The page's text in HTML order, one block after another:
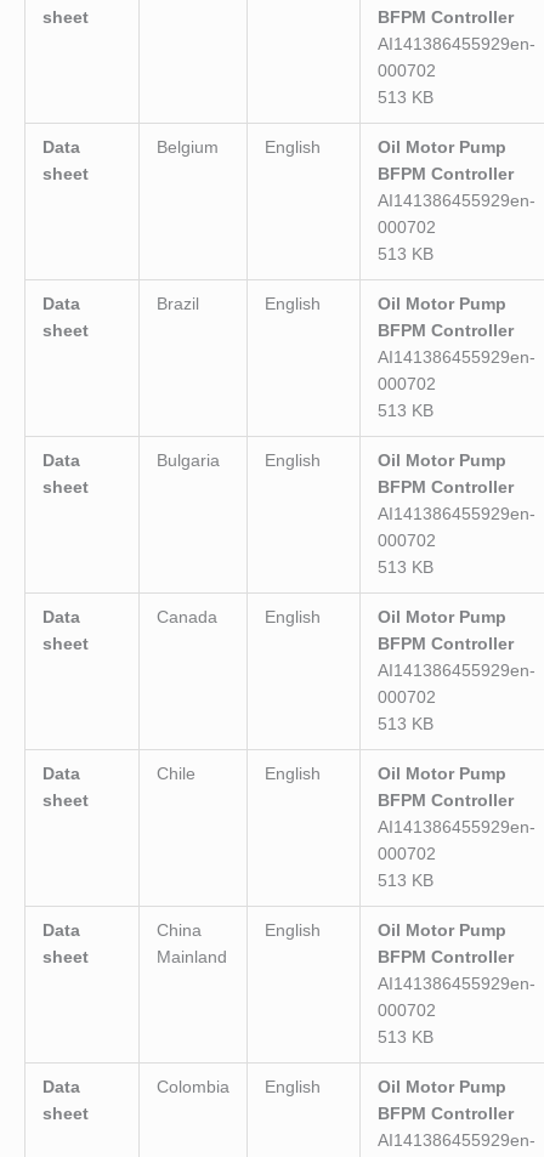
sheet
BFPM Controller
AI141386455929en-
000702
513 KB
Data
sheet
Belgium English
Oil Motor Pump
BFPM Controller
AI141386455929en-
000702
513 KB
Data
sheet
Brazil English
Oil Motor Pump
BFPM Controller
AI141386455929en-
000702
513 KB
Data
sheet
Bulgaria English
Oil Motor Pump
BFPM Controller
AI141386455929en-
000702
513 KB
Data
sheet
Canada English
Oil Motor Pump
BFPM Controller
AI141386455929en-
000702
513 KB
Data
sheet
Chile English
Oil Motor Pump
BFPM Controller
AI141386455929en-
000702
513 KB
Data
sheet
China
Mainland
English
Oil Motor Pump
BFPM Controller
AI141386455929en-
000702
513 KB
Data
sheet
Colombia English
Oil Motor Pump
BFPM Controller
AI141386455929en-